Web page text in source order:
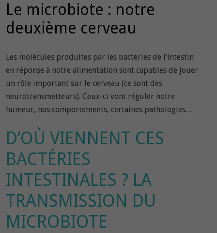
Le microbiote : notre
deuxième cerveau
Les molécules produites par les bactéries de l’intestin
en réponse à notre alimentation sont capables de jouer
un rôle important sur le cerveau (ce sont des
neurotransmetteurs). Ceux-ci vont réguler notre
humeur, nos comportements, certaines pathologies…
D’OÙ VIENNENT CES
BACTÉRIES
INTESTINALES ? LA
TRANSMISSION DU
MICROBIOTE